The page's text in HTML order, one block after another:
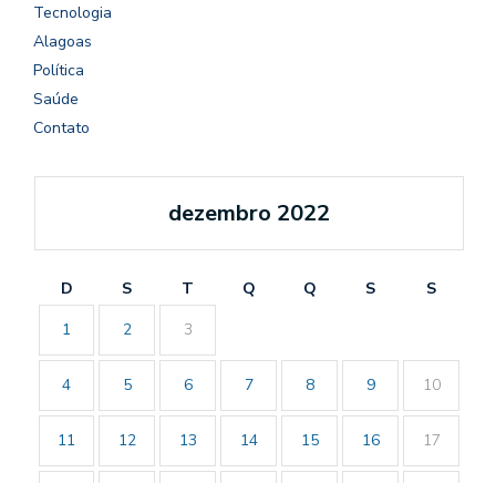
Tecnologia
Alagoas
Política
Saúde
Contato
dezembro 2022
D S T Q Q S
S
1
2 3
4 5 6 7 8 9 10
11 12 13 14 15 16 17